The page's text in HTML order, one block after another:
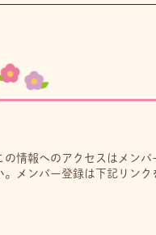
の情報へのアクセスはメン
。メンバー登録は下記リンク